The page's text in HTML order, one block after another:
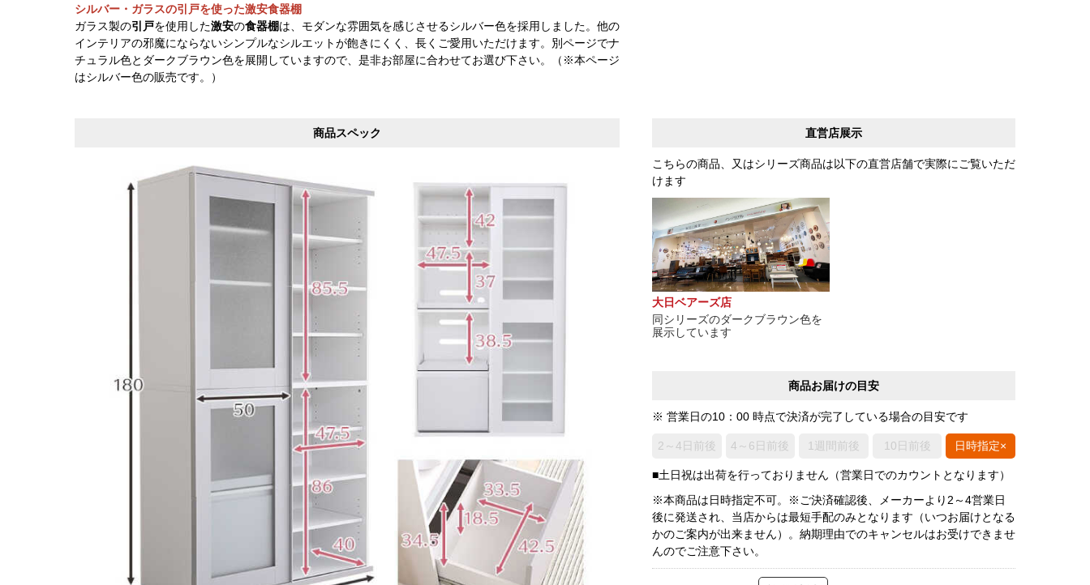
シルバー・ガラスの引戸を使った激安食器棚
ガラス製の引戸を使用した激安の食器棚は、モダンな雰囲気を感じさせるシルバー色を採用しました。他の
インテリアの邪魔にならないシンプルなシルエットが飽きにくく、長くご愛用いただけます。別ページでナ
チュラル色とダークブラウン色を展開していますので、是非お部屋に合わせてお選び下さい。（※本ページ
はシルバー色の販売です。）
直営店展示
こちらの商品、又はシリーズ商品は以下の直営店舗で実際にご覧いただ
けます
大日ベアーズ店
同シリーズのダークブラウン色を
展示しています
商品お届けの目安
※ 営業日の10：00 時点で決済が完了している場合の目安です
2～4日前後 4～6日前後 1週間前後 10日前後 日時指定×
■土日祝は出荷を行っておりません（営業日でのカウントとなります）
※本商品は日時指定不可。※ご決済確認後、メーカーより2～4営業日
後に発送され、当店からは最短手配のみとなります（いつお届けとなる
かのご案内が出来ません）。納期理由でのキャンセルはお受けできませ
んのでご注意下さい。
商品スペック